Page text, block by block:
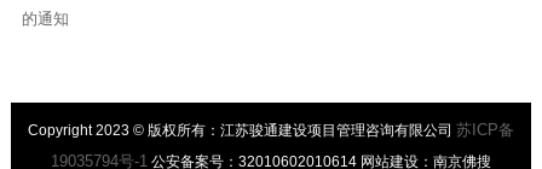
的通知
Copyright 2023 © 版权所有：江苏骏通建设项目管理咨询有限公司 苏ICP备
19035794号-1 公安备案号：32010602010614 网站建设：南京佛搜